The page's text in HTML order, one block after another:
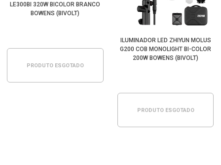
LE300BI 320W BICOLOR BRANCO
BOWENS (BIVOLT)
PRODUTO ESGOTADO
ILUMINADOR LED ZHIYUN MOLUS
G200 COB MONOLIGHT BI-COLOR
200W BOWENS (BIVOLT)
PRODUTO ESGOTADO